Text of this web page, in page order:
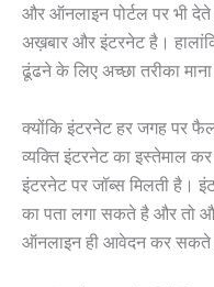
और ऑनलाइन पोर्टल पर भी
अख़बार और इंटरनेट है।
ढूंढने के लिए अच्छा तरीका माना
क्योंकि इंटरनेट हर जगह पर
व्यक्ति इंटरनेट का इस्तेमाल
इंटरनेट पर जॉब्स मिलती है।
का पता लगा सकते है और तो
ऑनलाइन ही आवेदन कर सकते